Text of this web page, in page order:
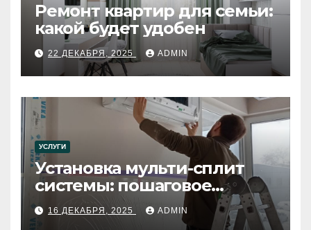
Ремонт квартир для семьи:
какой будет удобен
22 ДЕКАБРЯ, 2025 ADMIN
УСЛУГИ
Установка мульти-сплит
системы: пошаговое
руководство
16 ДЕКАБРЯ, 2025 ADMIN